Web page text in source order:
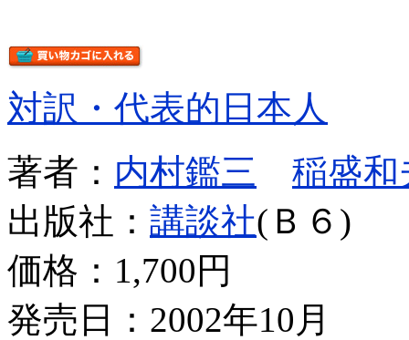
対訳・代表的日本人
著者： 内村鑑三
稲盛和
出版社： 講談社(Ｂ６)
価格： 1,700円
発売日：2002年10月